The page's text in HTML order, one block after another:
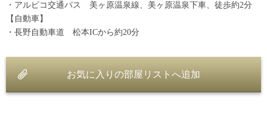
・アルピコ交通バス 美ヶ原温泉線、美ヶ原温泉下車、徒歩約2分
【自動車】
・長野自動車道 松本ICから約20分
お気に入りの部屋リストへ追加